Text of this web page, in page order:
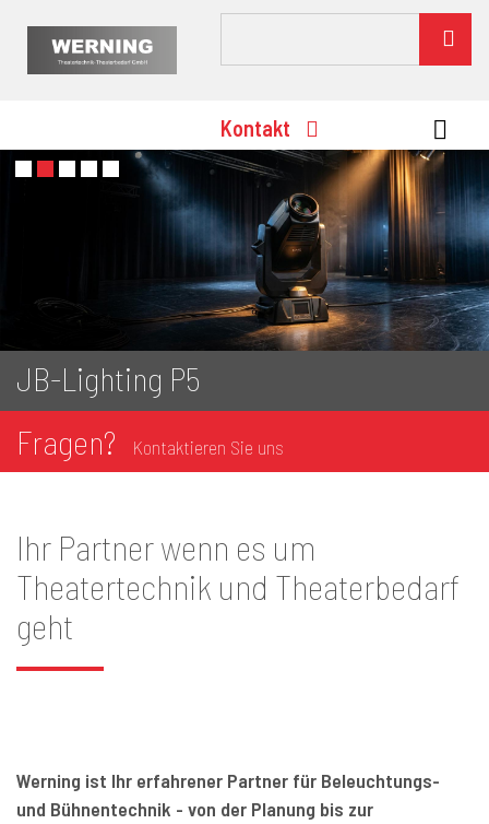
Kontakt
JB-Lighting P5
Fragen?
Kontaktieren Sie uns
Ihr Partner wenn es um
Theatertechnik und Theaterbedarf
geht
Werning ist Ihr erfahrener Partner für Beleuchtungs-
und Bühnentechnik - von der Planung bis zur